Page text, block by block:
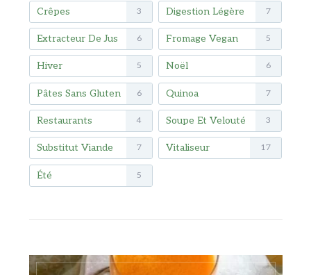
Crêpes 3 Digestion Légère 7
Extracteur De Jus 6 Fromage Vegan 5
Hiver 5 Noël 6
Pâtes Sans Gluten 6 Quinoa 7
Restaurants 4 Soupe Et Velouté 3
Substitut Viande 7 Vitaliseur 17
Été 5